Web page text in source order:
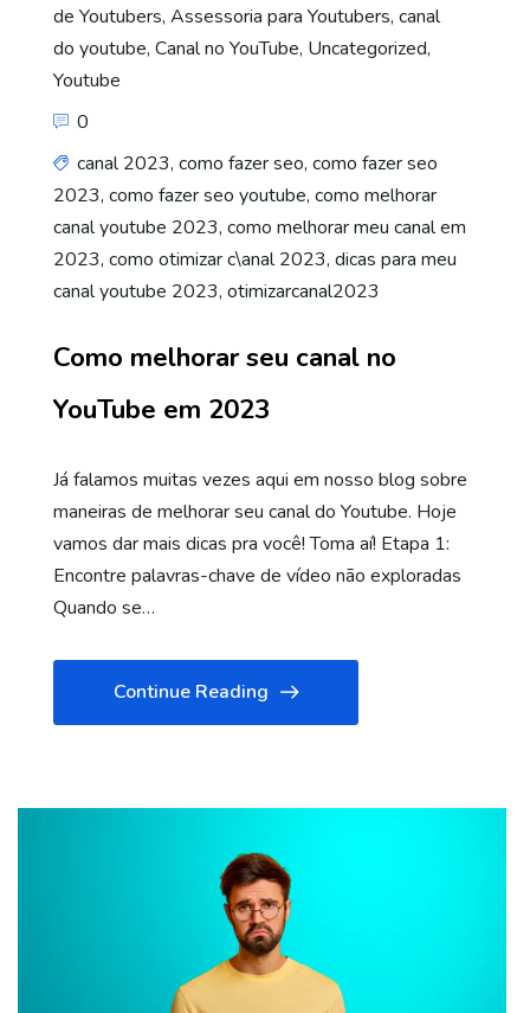
de Youtubers, Assessoria para Youtubers, canal
do youtube, Canal no YouTube, Uncategorized,
Youtube
0
canal 2023, como fazer seo, como fazer seo
2023, como fazer seo youtube, como melhorar
canal youtube 2023, como melhorar meu canal em
2023, como otimizar c\anal 2023, dicas para meu
canal youtube 2023, otimizarcanal2023
Como melhorar seu canal no
YouTube em 2023
Já falamos muitas vezes aqui em nosso blog sobre
maneiras de melhorar seu canal do Youtube. Hoje
vamos dar mais dicas pra você! Toma aí! Etapa 1:
Encontre palavras-chave de vídeo não exploradas
Quando se…
Continue Reading